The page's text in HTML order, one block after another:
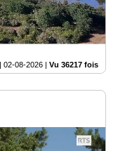
02-08-2026 Vu 36217 fois